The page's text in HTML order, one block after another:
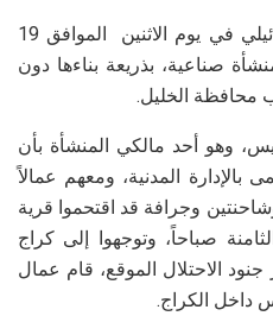
أقدمت سلطات الاحتلال الإسرائيلي في يوم الاثنين الموافق 19
منشأة صناعية، بذريعة بناءها دون
محافظة الخليل.
وهو أحد مالكي المنشأة بأن
المدنية، ومعهم عمالاً
وجرافة قد اقتحموا قرية
صباحاً، وتوجهوا إلى كراج
الاحتلال الموقع، قام عمال
داخل الكراج.